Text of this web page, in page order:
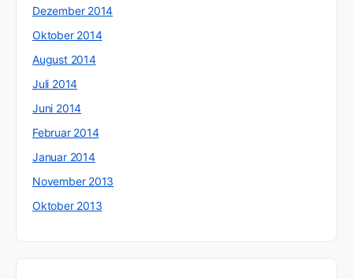
Dezember 2014
Oktober 2014
August 2014
Juli 2014
Juni 2014
Februar 2014
Januar 2014
November 2013
Oktober 2013